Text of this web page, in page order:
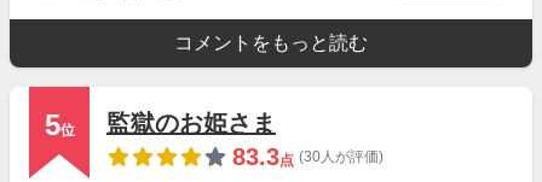
コメントをもっと読む
5位
監獄のお姫さま
83.3点 (30人が評価)